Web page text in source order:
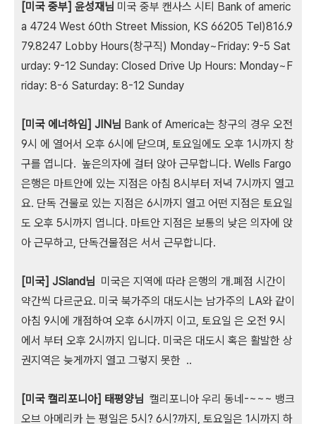
[미국 중부] 윤성재님 미국 중부 캔사스 시티 Bank of americ
a 4724 West 60th Street Mission, KS 66205 Tel)816.9
79.8247 Lobby Hours(창구직) Monday~Friday: 9-5 Sat
urday: 9-12 Sunday: Closed Drive Up Hours: Monday~F
riday: 8-6 Saturday: 8-12 Sunday
[미국 에너하임] JIN님 Bank of America는 창구의 경우 오전
9시 에 열어서 오후 6시에 닫으며, 토요일에도 오후 1시까지 창
구를 엽니다. 높은의자에 걸터 앉아 근무합니다. Wells Fargo
은행은 마트안에 있는 지점은 아침 8시부터 저녁 7시까지 열고
요. 단독 건물로 있는 지점은 6시까지 열고 어떤 지점은 토요일
도 오후 5시까지 엽니다. 마트안 지점은 보통의 낮은 의자에 앉
아 근무하고, 단독건물점은 서서 근무합니다.
[미국] JSland님
미국은 지역에 따라 은행의 개.폐점 시간이
약간씩 다르군요. 미국 북가주의 대도시는 남가주의 LA와 같이
아침 9시에 개점하여 오후 6시까지 이고, 토요일 은 오전 9시
에서 부터 오후 2시까지 입니다. 미국은 대도시 혹은 활발한 상
권지역은 늦게까지 열고 그렇지 못한 ..
[미국 캘리포니아] 태평양님 캘리포니아 우리 동네-~~~ 뱅크
오브 아메리카 는 평일은 5시? 6시?까지, 토요일은 1시까지 하